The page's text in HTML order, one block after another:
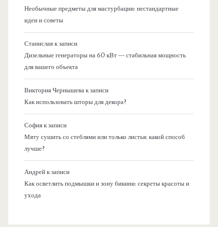
Необычные предметы для мастурбации: нестандартные
идеи и советы
Станиславк записи
Дизельные генераторы на 60 кВт — стабильная мощность
для вашего объекта
Виктория Чернышевак записи
Как использовать шторы для декора?
Софияк записи
Мяту сушить со стеблями или только листья: какой способ
лучше?
Андрейк записи
Как осветлить подмышки и зону бикини: секреты красоты и
ухода